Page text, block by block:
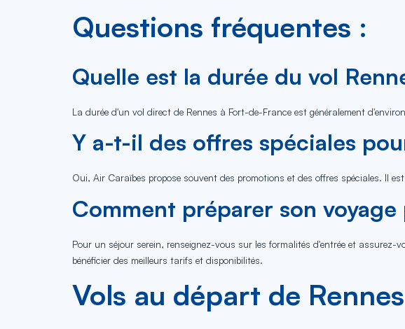
Questions fréquentes :
Quelle est la durée du vol
La durée d'un vol direct de Rennes à Fort-de-France est généralement
Y a-t-il des offres spéciales
Oui, Air Caraïbes propose souvent des promotions et des offres spéciales. Il
Comment préparer son
Pour un séjour serein, renseignez-vous sur les formalités d'entrée et
bénéficier des meilleurs tarifs et disponibilités.
Vols au départ de